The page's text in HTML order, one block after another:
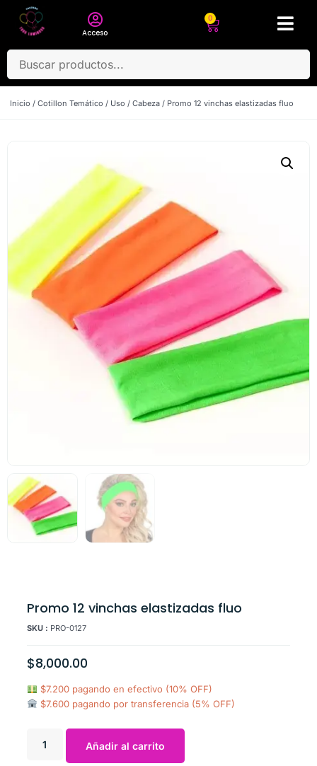
Acceso
0
Inicio / Cotillon Temático / Uso / Cabeza / Promo 12 vinchas elastizadas fluo
Promo 12 vinchas elastizadas fluo
SKU : PRO-0127
$8,000.00
$7.200 pagando en efectivo (10% OFF)
$7.600 pagando por transferencia (5% OFF)
Añadir al carrito